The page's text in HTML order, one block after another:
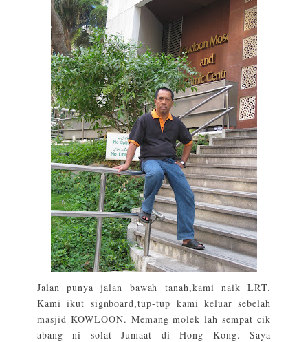
Jalan punya jalan bawah tanah,kami naik LRT.
Kami ikut signboard,tup-tup kami keluar sebelah
masjid KOWLOON. Memang molek lah sempat cik
abang ni solat Jumaat di Hong Kong. Saya